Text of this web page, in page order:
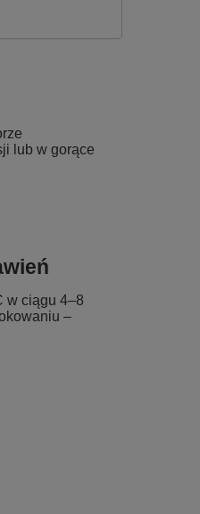
lub w gorące
w ciągu 4–8
–